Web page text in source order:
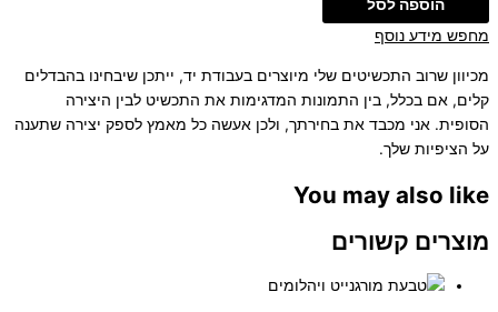
הוספה לסל
מחפש מידע נוסף
מכיוון שרוב התכשיטים שלי מיוצרים בעבודת יד, ייתכן שיבחינו בהבדלים
קלים, אם בכלל, בין התמונות המדגימות את התכשיט לבין היצירה
הסופית. אני מכבד את בחירתך, ולכן אעשה כל מאמץ לספק יצירה שתענה
על הציפיות שלך.
You may also like
מוצרים קשורים